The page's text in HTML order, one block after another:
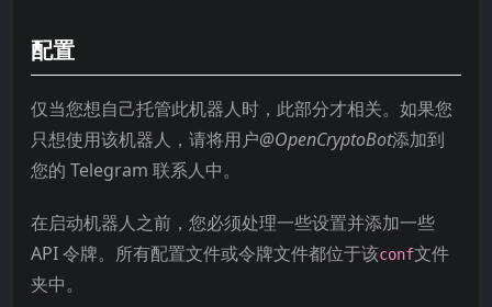
配置
仅当您想自己托管此机器人时，此部分才相关。如果您
只想使用该机器人，请将用户@OpenCryptoBot添加到
您的 Telegram 联系人中。
在启动机器人之前，您必须处理一些设置并添加一些
API 令牌。所有配置文件或令牌文件都位于该conf文件
夹中。